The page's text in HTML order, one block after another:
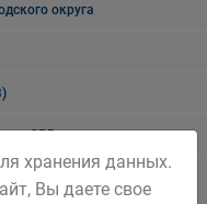
округа
ОРВ
нормативных
хранения данных.
Вы даете свое